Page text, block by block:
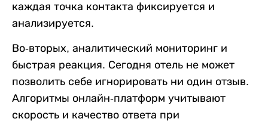
каждая точка контакта фиксируется и
анализируется.
Во-вторых, аналитический мониторинг и
быстрая реакция. Сегодня отель не может
позволить себе игнорировать ни один отзыв.
Алгоритмы онлайн-платформ учитывают
скорость и качество ответа при